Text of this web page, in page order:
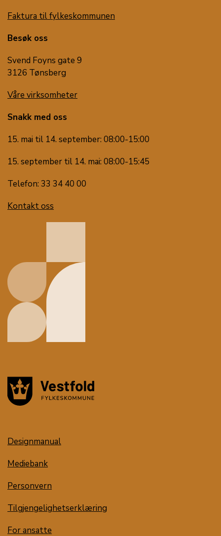
Faktura til fylkeskommunen
Besøk oss
Svend Foyns gate 9
3126 Tønsberg
Våre virksomheter
Snakk med oss
15. mai til 14. september: 08:00-15:00
15. september til 14. mai: 08:00-15:45
Telefon: 33 34 40 00
Kontakt oss
Designmanual
Mediebank
Personvern
Tilgjengelighetserklæring
For ansatte